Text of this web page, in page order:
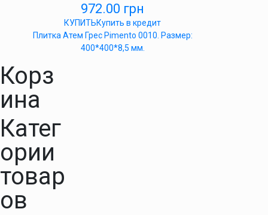
972.00 грн
КУПИТЬКупить в кредит
Плитка Атем Грес Pimento 0010. Размер:
400*400*8,5 мм.
Корз
ина
Катег
ории
товар
ов